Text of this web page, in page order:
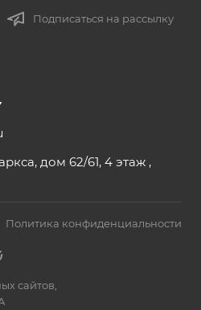
Подписаться на рассылку
дом 62/61, 4 этаж ,
Политика конфиденциальности
сайтов